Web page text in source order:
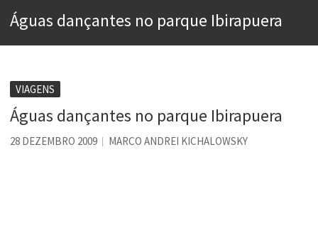
Esse tal de Rock Gaúcho
Os causos de Jorge Luis Borges
Se queres salvar o mundo, o veganismo não é a resposta
Tem que filmar isso daí
A construção da urbanidade
Águas dançantes no parque Ibirapuera
VIAGENS
Águas dançantes no parque Ibirapuera
28 DEZEMBRO 2009 MARCO ANDREI KICHALOWSKY